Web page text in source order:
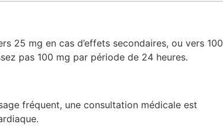
25 mg en cas d’effets secondaires, ou vers 100
pas 100 mg par période de 24 heures.
fréquent, une consultation médicale est